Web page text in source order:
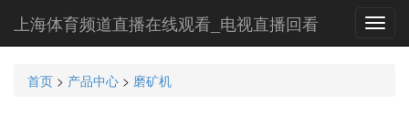
上海体育频道直播在线观看_电视直播回看
首页 > 产品中心 > 磨矿机